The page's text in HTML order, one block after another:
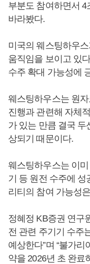
부분도 참여하면서 4
바라봤다.
미국의 웨스팅하우
움직임을 보이고 있
수주 확대 가능성에
웨스팅하우스는 원
진행과 관련해 자체
가 있는 만큼 결국 두
상되기 때문이다.
웨스팅하우스는 이
기 등 원전 수주에 성
리티의 참여 가능성
정혜정 KB증권 연구
전 관련 주기기 수주
예상한다”며 “불가
약을 2026년 초 완료